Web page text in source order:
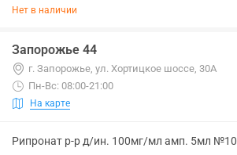
Нет в наличии
Запорожье 44
г. Запорожье, ул. Хортицкое шоссе, 30А
Пн-Вс: 08:00-21:00
На карте
Рипронат р-р д/ин. 100мг/мл амп. 5мл №10